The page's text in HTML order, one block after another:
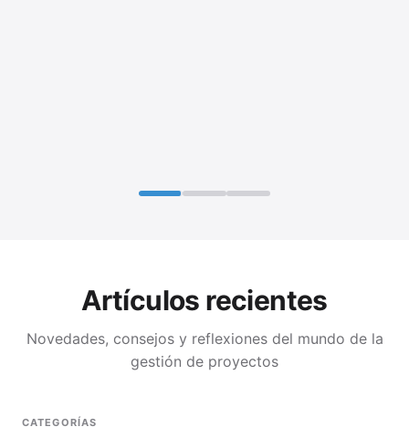
Artículos recientes
Novedades, consejos y reflexiones del mundo de la
gestión de proyectos
CATEGORÍAS